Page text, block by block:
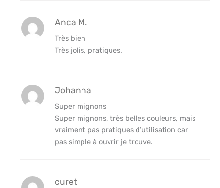
Anca M.
Très bien
Très jolis, pratiques.
Johanna
Super mignons
Super mignons, très belles couleurs, mais
vraiment pas pratiques d’utilisation car
pas simple à ouvrir je trouve.
curet